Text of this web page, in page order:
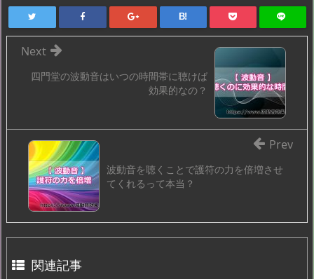
B!
四門堂の波動音はいつの時間帯に聴けば
効果的なの？
Next
波動音を聴くことで護符の力を倍増させ
てくれるって本当？
Prev
関連記事